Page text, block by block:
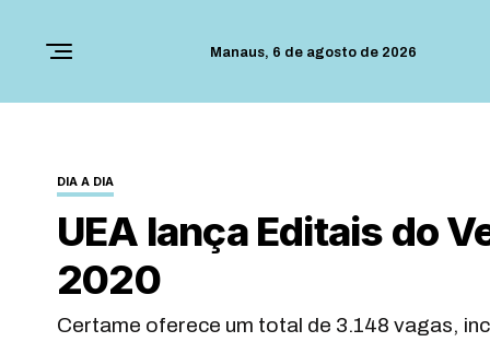
Manaus, 6 de agosto de 2026
DIA A DIA
UEA lança Editais do
2020
Certame oferece um total de 3.148 vagas,